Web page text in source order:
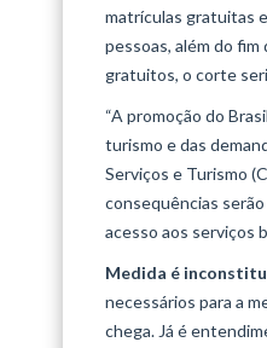
matrículas gratuitas
pessoas, além do
gratuitos, o corte
“A promoção do
turismo e das
Serviços e Turismo
consequências
acesso aos serviços
Medida é
necessários para a
chega. Já é